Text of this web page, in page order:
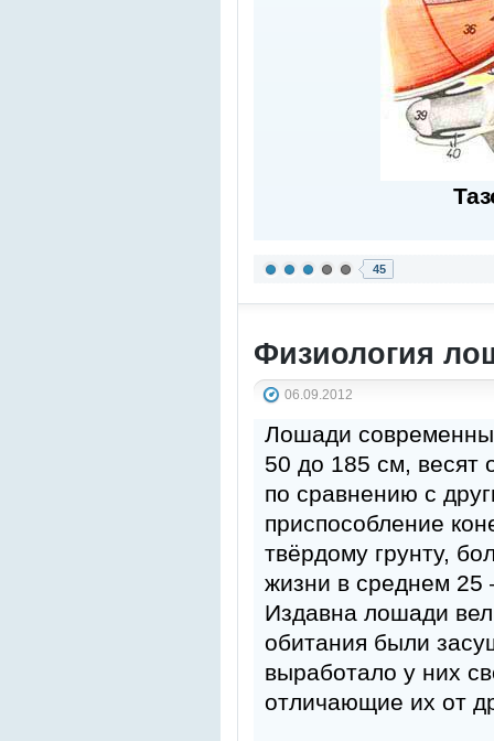
45
Физиология
06.09.2012
Лошади
50 до 185 см, весят
по сравнению с
приспособление
твёрдому грунту,
жизни в среднем 25
Издавна лошади
обитания были
выработало у них
отличающие их от